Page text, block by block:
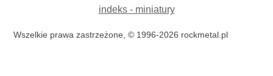
indeks - miniatury
Wszelkie prawa zastrzeżone, © 1996-2026 rockmetal.pl